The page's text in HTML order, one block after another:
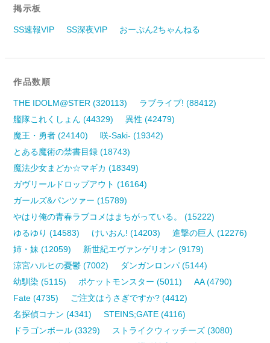
掲示板
SS速報VIP SS深夜VIP おーぷん2ちゃんねる
作品数順
THE IDOLM@STER (320113)
ラブライブ! (88412)
艦隊これくしょん (44329)
異性 (42479)
魔王・勇者 (24140)
咲-Saki- (19342)
とある魔術の禁書目録 (18743)
魔法少女まどか☆マギカ (18349)
ガヴリールドロップアウト (16164)
ガールズ&パンツァー (15789)
やはり俺の青春ラブコメはまちがっている。 (15222)
ゆるゆり (14583)
けいおん! (14203)
進撃の巨人 (12276)
姉・妹 (12059)
新世紀エヴァンゲリオン (9179)
涼宮ハルヒの憂鬱 (7002)
ダンガンロンパ (5144)
幼馴染 (5115)
ポケットモンスター (5011)
AA (4790)
Fate (4735)
ご注文はうさぎですか? (4412)
名探偵コナン (4341)
STEINS;GATE (4116)
ドラゴンボール (3329)
ストライクウィッチーズ (3080)